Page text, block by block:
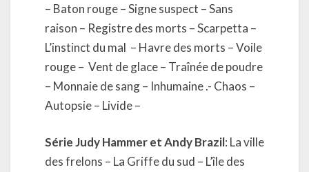
– Baton rouge – Signe suspect – Sans
raison – Registre des morts – Scarpetta –
L’instinct du mal – Havre des morts – Voile
rouge – Vent de glace – Traînée de poudre
– Monnaie de sang – Inhumaine .- Chaos –
Autopsie – Livide –
Série Judy Hammer et Andy Brazil: La ville
des frelons – La Griffe du sud – L’île des